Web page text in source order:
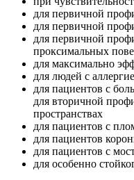
для первичной
для первичной
для первичной
проксимальных
для максимально
для людей с
для пациентов с
для вторичной
пространствах
для пациентов с
для пациентов
для пациентов с
для особенно